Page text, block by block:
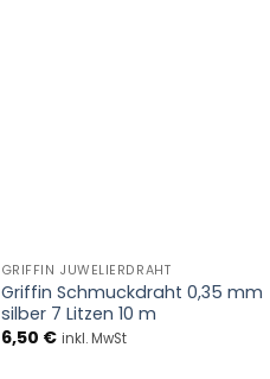
GRIFFIN JUWELIERDRAHT
Griffin Schmuckdraht 0,35 mm
silber 7 Litzen 10 m
6,50 € inkl. MwSt